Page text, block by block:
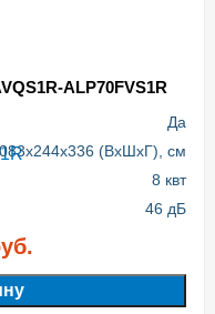
ALP70FVS1R
Да
(ВхШхГ), см
8 квт
46 дБ